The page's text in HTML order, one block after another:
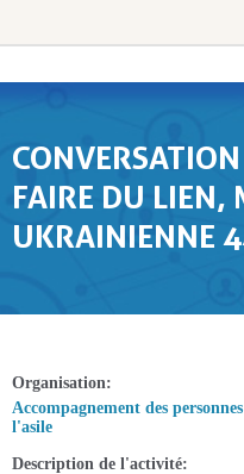
FAIRE DU LIEN,
UKRAINIENNE
Organisation
Accompagnement des
l'asile
Description de l'activité